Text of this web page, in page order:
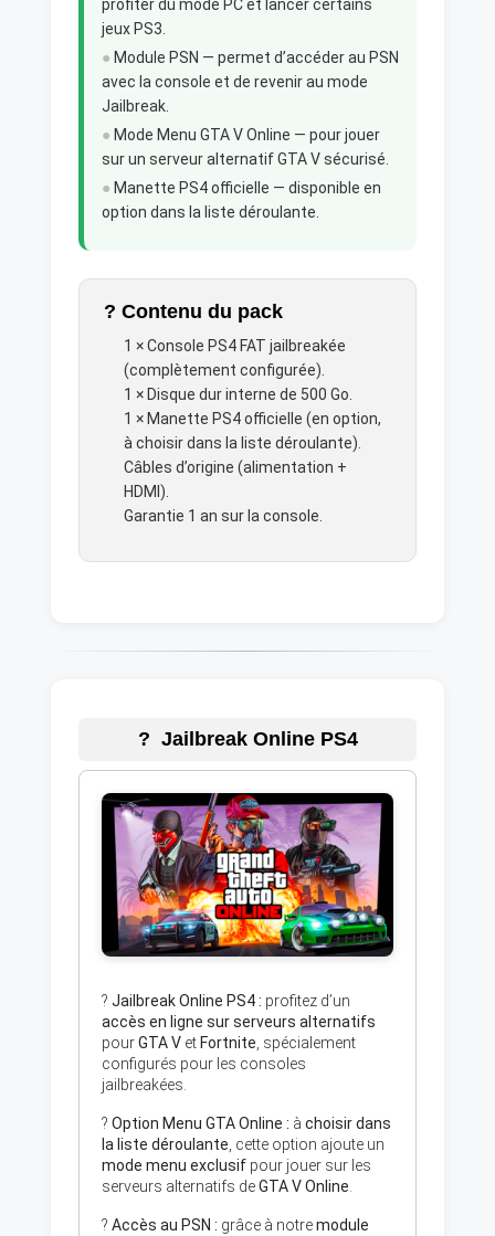
profiter du mode PC et lancer certains
jeux PS3.
● Module PSN — permet d’accéder au PSN
avec la console et de revenir au mode
Jailbreak.
● Mode Menu GTA V Online — pour jouer
sur un serveur alternatif GTA V sécurisé.
● Manette PS4 officielle — disponible en
option dans la liste déroulante.
? Contenu du pack
1 × Console PS4 FAT jailbreakée
(complètement configurée).
1 × Disque dur interne de 500 Go.
1 × Manette PS4 officielle (en option,
à choisir dans la liste déroulante).
Câbles d’origine (alimentation +
HDMI).
Garantie 1 an sur la console.
? Jailbreak Online PS4
? Jailbreak Online PS4 : profitez d’un
accès en ligne sur serveurs alternatifs
pourGTA V et Fortnite, spécialement
configurés pour les consoles
jailbreakées.
? Option Menu GTA Online : à choisir dans
la liste déroulante, cette option ajoute un
mode menu exclusif pour jouer sur les
serveurs alternatifs deGTA V Online.
? Accès au PSN : grâce à notremodule